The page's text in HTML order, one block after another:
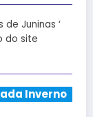
Juninas ‘
do site
Inverno